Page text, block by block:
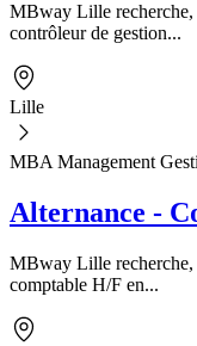
MBway Lille recherche,
contrôleur de gestion...
Lille
MBA Management
Alternance -
MBway Lille recherche,
comptable H/F en...